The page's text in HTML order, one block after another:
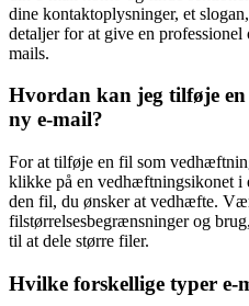
dine kontaktoplysninger, et
detaljer for at give en
mails.
Hvordan kan jeg tilføje
ny e-mail?
For at tilføje en fil som
klikke på en vedhæftningsikonet
den fil, du ønsker at vedhæfte.
filstørrelsesbegrænsninger og
til at dele større filer.
Hvilke forskellige typer e-